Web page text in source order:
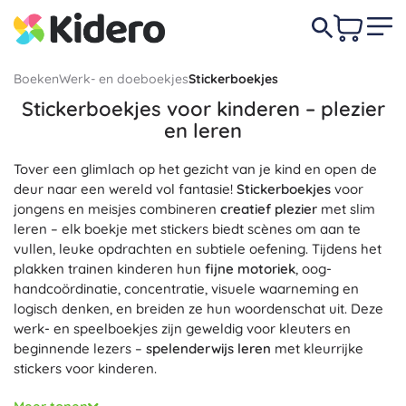
BoekenWerk- en doeboekjesStickerboekjes
Stickerboekjes voor kinderen – plezier
en leren
Tover een glimlach op het gezicht van je kind en open de
deur naar een wereld vol fantasie! Stickerboekjes voor
jongens en meisjes combineren creatief plezier met slim
leren – elk boekje met stickers biedt scènes om aan te
vullen, leuke opdrachten en subtiele oefening. Tijdens het
plakken trainen kinderen hun fijne motoriek, oog-
handcoördinatie, concentratie, visuele waarneming en
logisch denken, en breiden ze hun woordenschat uit. Deze
werk- en speelboekjes zijn geweldig voor kleuters en
beginnende lezers – spelenderwijs leren met kleurrijke
stickers voor kinderen.
Kies uit populaire thema’s: dieren en boerderij,